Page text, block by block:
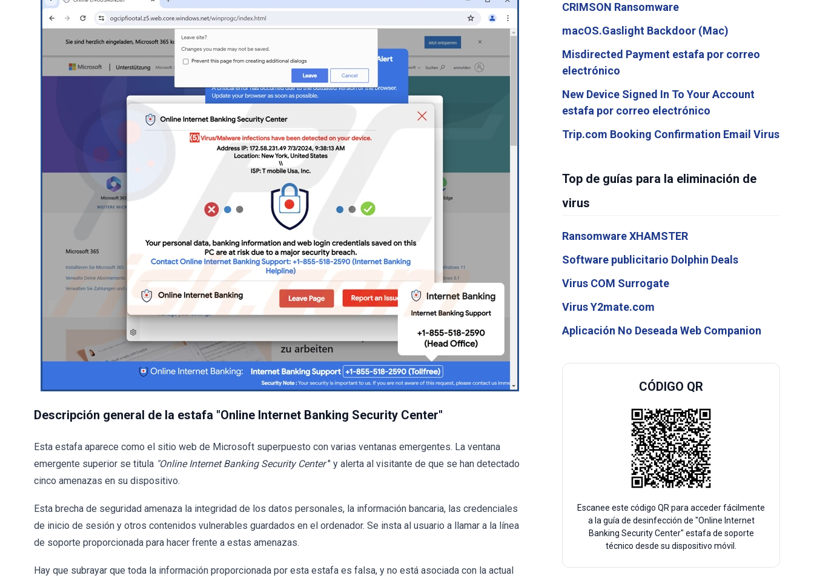
Descripción general de la estafa "Online Internet Banking Security Center"
Esta estafa aparece como el sitio web de Microsoft superpuesto con varias ventanas emergentes. La ventana
emergente superior se titula "Online Internet Banking Security Center " y alerta al visitante de que se han detectado
cinco amenazas en su dispositivo.
Esta brecha de seguridad amenaza la integridad de los datos personales, la información bancaria, las credenciales
de inicio de sesión y otros contenidos vulnerables guardados en el ordenador. Se insta al usuario a llamar a la línea
de soporte proporcionada para hacer frente a estas amenazas.
Hay que subrayar que toda la información proporcionada por esta estafa es falsa, y no está asociada con la actual
CRIMSON Ransomware
macOS.Gaslight Backdoor (Mac)
Misdirected Payment estafa por correo
electrónico
New Device Signed In To Your Account
estafa por correo electrónico
Trip.com Booking Confirmation Email Virus
Top de guías para la eliminación de
virus
Ransomware XHAMSTER
Software publicitario Dolphin Deals
Virus COM Surrogate
Virus Y2mate.com
Aplicación No Deseada Web Companion
CÓDIGO QR
Escanee este código QR para acceder fácilmente
a la guía de desinfección de "Online Internet
Banking Security Center" estafa de soporte
técnico desde su dispositivo móvil.